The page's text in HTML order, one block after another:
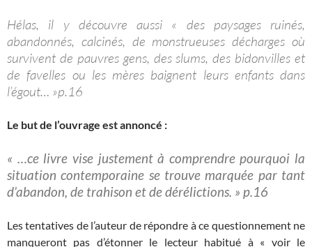
Hélas, il y découvre aussi « des paysages ruinés,
abandonnés, calcinés, de monstrueuses décharges où
survivent de pauvres gens, des slums, des bidonvilles et
de favelles ou les mères baignent leurs enfants dans
l’égout… »p.16
Le but de l’ouvrage est annoncé :
« …ce livre vise justement à comprendre pourquoi la
situation contemporaine se trouve marquée par tant
d’abandon, de trahison et de dérélictions. » p.16
Les tentatives de l’auteur de répondre à ce questionnement ne
manqueront pas d’étonner le lecteur habitué à « voir le